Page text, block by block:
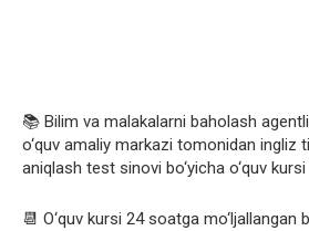
📚 Bilim va malakalarni baholash
o‘quv amaliy markazi tomonidan ingliz
aniqlash test sinovi bo‘yicha o‘quv
📆 O‘quv kursi 24 soatga mo‘ljallangan